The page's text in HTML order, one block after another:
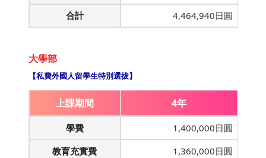
合計
4,464,940日圓
大學部
【私費外國人留學生特別選拔】
上課期間 4年
學費
1,400,000日圓
教育充實費
1,360,000日圓